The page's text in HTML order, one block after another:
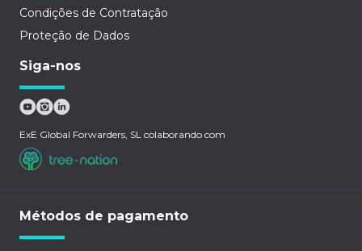
Condições de Contratação
Proteção de Dados
Siga-nos
ExE Global Forwarders, SL colaborando com
Métodos de pagamento